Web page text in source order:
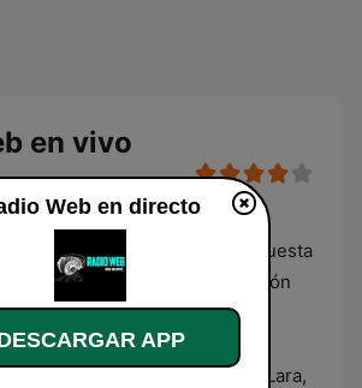
en vivo
emisora digital con sede en
que ofrece una propuesta
centrada en la combinación
entretenimiento musical. Su
por una cobertura
regional del estado Lara,
Web en directo
APP